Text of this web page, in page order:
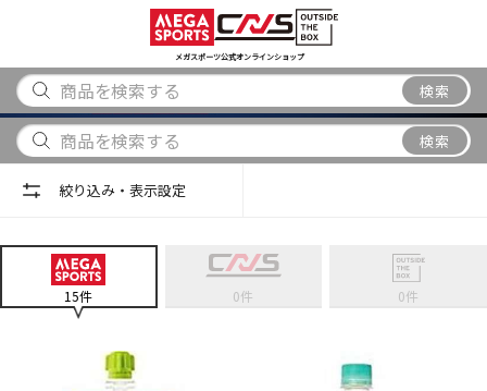
メガスポーツ公式オンラインショップ
検索
アウトドア
から探す
ブランド
から探す
検索
絞り込み・表示設定
15件 0件 0件